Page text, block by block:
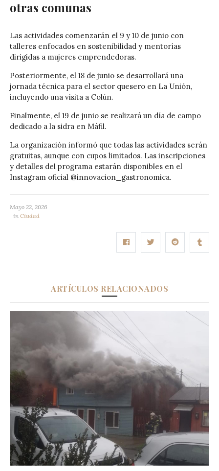
otras comunas
Las actividades comenzarán el 9 y 10 de junio con
talleres enfocados en sostenibilidad y mentorías
dirigidas a mujeres emprendedoras.
Posteriormente, el 18 de junio se desarrollará una
jornada técnica para el sector quesero en La Unión,
incluyendo una visita a Colún.
Finalmente, el 19 de junio se realizará un día de campo
dedicado a la sidra en Máfil.
La organización informó que todas las actividades serán
gratuitas, aunque con cupos limitados. Las inscripciones
y detalles del programa estarán disponibles en el
Instagram oficial @innovacion_gastronomica.
Mayo 22, 2026
in Ciudad
ARTÍCULOS RELACIONADOS